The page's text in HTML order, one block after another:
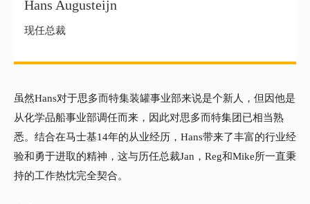
Hans Augusteijn
现任总裁
虽然Hans对于思多而特集装罐事业部来说是个新人，但因他是
从化学品船事业部调任而来，因此对思多而特集团已相当熟
悉。结合在马士基14年的从业经历，Hans带来了丰富的行业经
验和勇于进取的精神，这与历任总裁Jan，Reg和Mike所一直秉
持的工作热忱完全契合。